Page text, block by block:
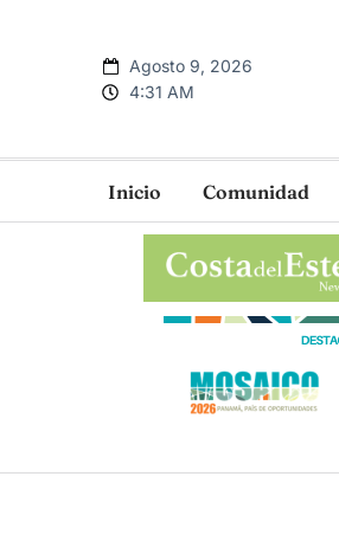
Agosto 9, 2026
4:31 AM
Inicio Comunidad